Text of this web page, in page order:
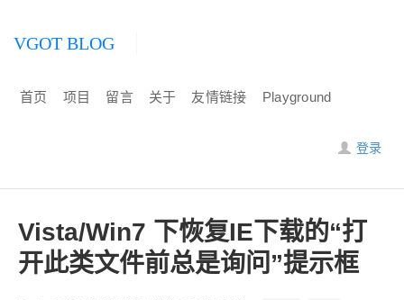
VGOT BLOG
首页 项目 留言 关于 友情链接 Playground
登录
Vista/Win7 下恢复IE下载的“打
开此类文件前总是询问”提示框